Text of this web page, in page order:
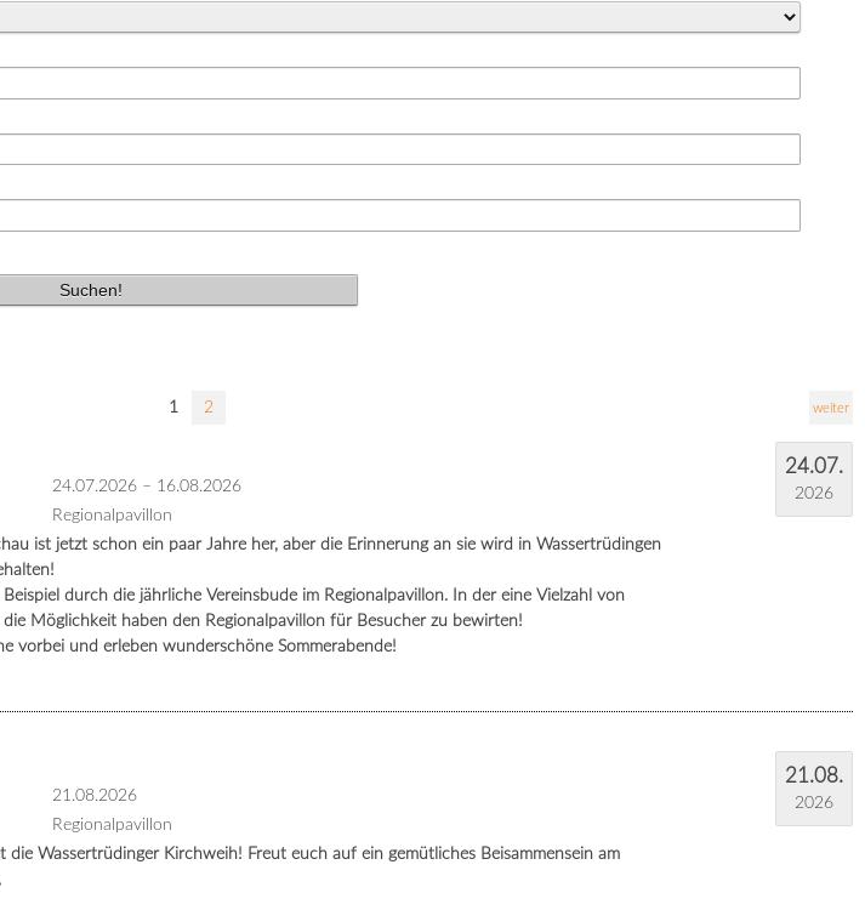
1 2 weiter
24.07.
2026
24.07.2026– 16.08.2026
Regionalpavillon
ist jetzt schon ein paar Jahre her, aber die Erinnerung an sie wird in Wassertrüdingen
Beispiel durch die jährliche Vereinsbude im Regionalpavillon. In der eine Vielzahl von
die Möglichkeit haben den Regionalpavillon für Besucher zu bewirten!
vorbei und erleben wunderschöne Sommerabende!
21.08.
2026
21.08.2026
Regionalpavillon
die Wassertrüdinger Kirchweih! Freut euch auf ein gemütliches Beisammensein am